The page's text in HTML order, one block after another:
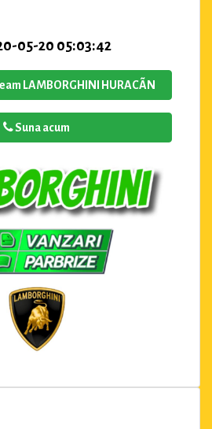
05-20 05:03:42
LAMBORGHINI HURACÃN
Suna acum